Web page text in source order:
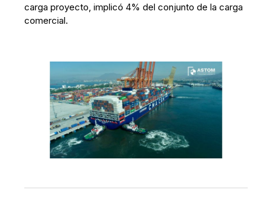
carga proyecto, implicó 4% del conjunto de la carga
comercial.